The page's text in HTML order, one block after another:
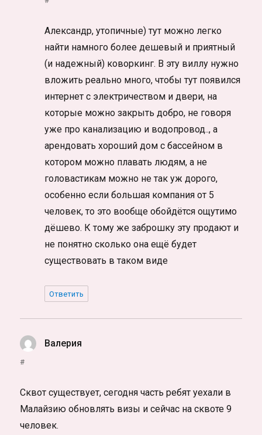
Александр, утопичные) тут можно легко
найти намного более дешевый и приятный
(и надежный) коворкинг. В эту виллу нужно
вложить реально много, чтобы тут появился
интернет с электричеством и двери, на
которые можно закрыть добро, не говоря
уже про канализацию и водопровод.., а
арендовать хороший дом с бассейном в
котором можно плавать людям, а не
головастикам можно не так уж дорого,
особенно если большая компания от 5
человек, то это вообще обойдётся ощутимо
дёшево. К тому же заброшку эту продают и
не понятно сколько она ещё будет
существовать в таком виде
Ответить
Валерия
#
Сквот существует, сегодня часть ребят уехали в
Малайзию обновлять визы и сейчас на сквоте 9
человек.